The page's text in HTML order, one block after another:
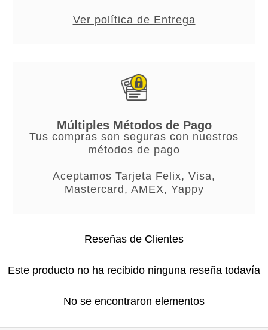
Ver política de Entrega
Múltiples Métodos de Pago
Tus compras son seguras con nuestros
métodos de pago
Aceptamos Tarjeta Felix, Visa,
Mastercard, AMEX, Yappy
Reseñas de Clientes
Este producto no ha recibido ninguna reseña todavía
No se encontraron elementos